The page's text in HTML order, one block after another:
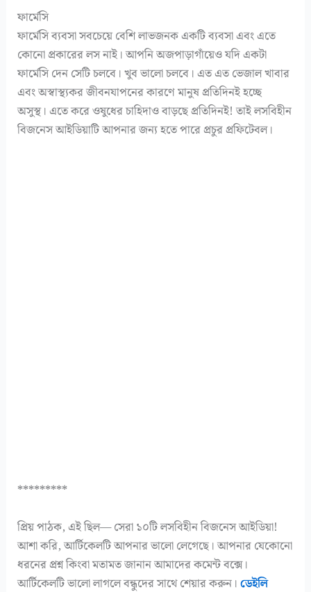
ফার্মেসি
ফার্মেসি ব্যবসা সবচেয়ে বেশি লাভজনক একটি ব্যবসা এবং এতে
কোনো প্রকারের লস নাই। আপনি অজপাড়াগাঁয়েও যদি একটা
ফার্মেসি দেন সেটি চলবে। খুব ভালো চলবে। এত এত ভেজাল খাবার
এবং অস্বাস্থ্যকর জীবনযাপনের কারণে মানুষ প্রতিদিনই হচ্ছে
অসুস্থ। এতে করে ওষুধের চাহিদাও বাড়ছে প্রতিদিনই! তাই লসবিহীন
বিজনেস আইডিয়াটি আপনার জন্য হতে পারে প্রচুর প্রফিটেবল।
*********
প্রিয় পাঠক, এই ছিল— সেরা ১০টি লসবিহীন বিজনেস আইডিয়া!
আশা করি, আর্টিকেলটি আপনার ভালো লেগেছে। আপনার যেকোনো
ধরনের প্রশ্ন কিংবা মতামত জানান আমাদের কমেন্ট বক্সে।
আর্টিকেলটি ভালো লাগলে বন্ধুদের সাথে শেয়ার করুন।ডেইলি